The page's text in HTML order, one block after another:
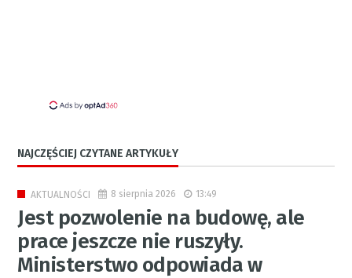
NAJCZĘŚCIEJ CZYTANE ARTYKUŁY
AKTUALNOŚCI 8 sierpnia 2026 13:49
Jest pozwolenie na budowę, ale
prace jeszcze nie ruszyły.
Ministerstwo odpowiada w